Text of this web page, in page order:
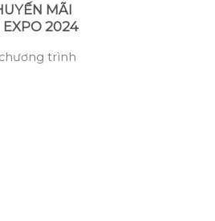
MÃI
EXPO 2024
trình